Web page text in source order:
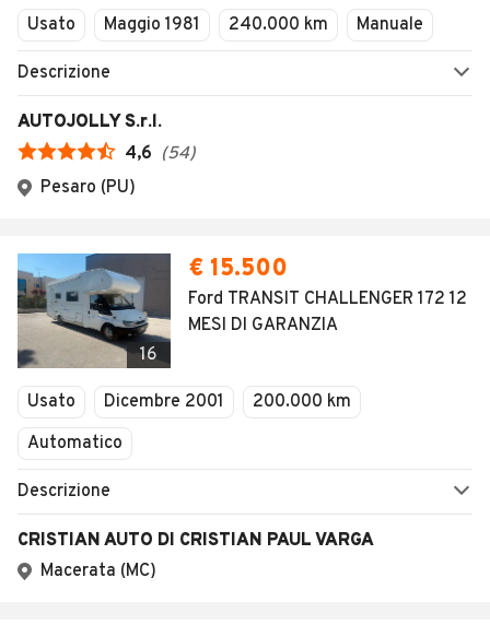
Usato Maggio 1981 240.000 km Manuale
Descrizione
AUTOJOLLY S.r.l.
4,6 (54)
Pesaro (PU)
16
€ 15.500
Ford TRANSIT CHALLENGER 172 12
MESI DI GARANZIA
Usato Dicembre 2001
200.000 km
Automatico
Descrizione
CRISTIAN AUTO DI CRISTIAN PAUL VARGA
Macerata (MC)